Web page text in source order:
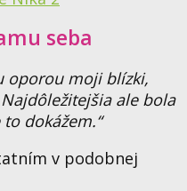
seba
moji blízki,
ale bola
dokážem.“
v podobnej